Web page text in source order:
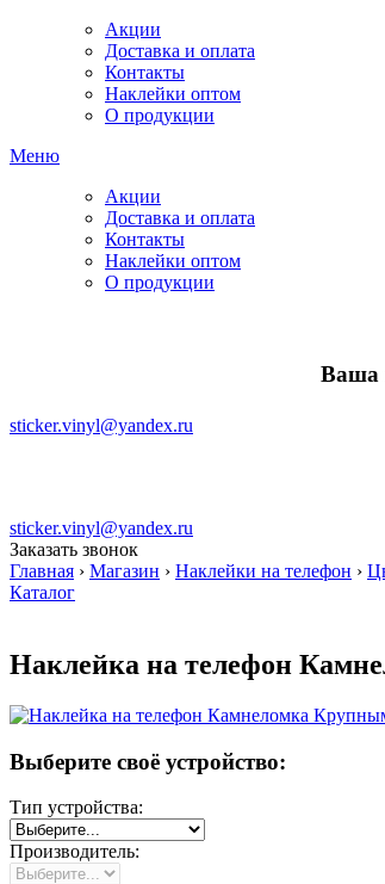
Акции
Доставка и оплата
Контакты
Наклейки оптом
О продукции
Меню
Акции
Доставка и оплата
Контакты
Наклейки оптом
О продукции
Ваша
sticker.vinyl@yandex.ru
sticker.vinyl@yandex.ru
Заказать звонок
Главная › Магазин › Наклейки на телефон ›
Каталог
Наклейка на телефон
Выберите своё устройство:
Тип устройства:
Производитель: